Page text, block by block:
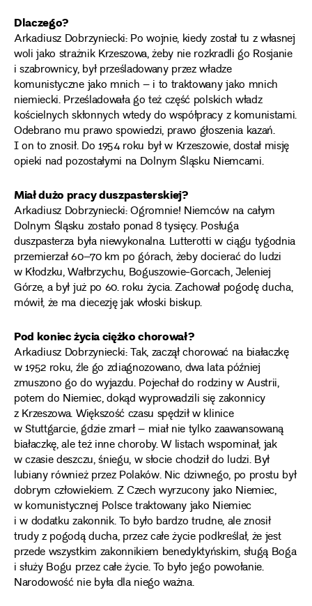
Dlaczego?
Arkadiusz Dobrzyniecki: Po wojnie, kiedy został tu z własnej
woli jako strażnik Krzeszowa, żeby nie rozkradli go Rosjanie
i szabrownicy, był prześladowany przez władze
komunistyczne jako mnich – i to traktowany jako mnich
niemiecki. Prześladowała go też część polskich władz
kościelnych skłonnych wtedy do współpracy z komunistami.
Odebrano mu prawo spowiedzi, prawo głoszenia kazań.
I on to znosił. Do 1954 roku był w Krzeszowie, dostał misję
opieki nad pozostałymi na Dolnym Śląsku Niemcami.
Miał dużo pracy duszpasterskiej?
Arkadiusz Dobrzyniecki: Ogromnie! Niemców na całym
Dolnym Śląsku zostało ponad 8 tysięcy. Posługa
duszpasterza była niewykonalna. Lutterotti w ciągu tygodnia
przemierzał 60–70 km po górach, żeby docierać do ludzi
w Kłodzku, Wałbrzychu, Boguszowie-Gorcach, Jeleniej
Górze, a był już po 60. roku życia. Zachował pogodę ducha,
mówił, że ma diecezję jak włoski biskup.
Pod koniec życia ciężko chorował?
Arkadiusz Dobrzyniecki: Tak, zaczął chorować na białaczkę
w 1952 roku, źle go zdiagnozowano, dwa lata później
zmuszono go do wyjazdu. Pojechał do rodziny w Austrii,
potem do Niemiec, dokąd wyprowadzili się zakonnicy
z Krzeszowa. Większość czasu spędził w klinice
w Stuttgarcie, gdzie zmarł – miał nie tylko zaawansowaną
białaczkę, ale też inne choroby. W listach wspominał, jak
w czasie deszczu, śniegu, w słocie chodził do ludzi. Był
lubiany również przez Polaków. Nic dziwnego, po prostu był
dobrym człowiekiem. Z Czech wyrzucony jako Niemiec,
w komunistycznej Polsce traktowany jako Niemiec
i w dodatku zakonnik. To było bardzo trudne, ale znosił
trudy z pogodą ducha, przez całe życie podkreślał, że jest
przede wszystkim zakonnikiem benedyktyńskim, sługą Boga
i służy Bogu przez całe życie. To było jego powołanie.
Narodowość nie była dla niego ważna.